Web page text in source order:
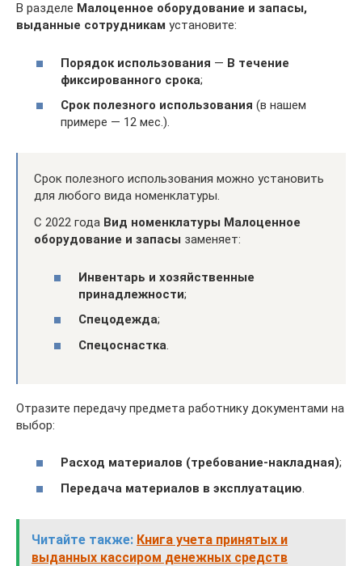
В разделе Малоценное оборудование и запасы,
выданные сотрудникам установите:
Порядок использования — В течение
фиксированного срока;
Срок полезного использования (в нашем
примере — 12 мес.).
Срок полезного использования можно установить
для любого вида номенклатуры.
С 2022 года Вид номенклатуры Малоценное
оборудование и запасы заменяет:
Инвентарь и хозяйственные
принадлежности;
Спецодежда;
Спецоснастка
Отразите передачу предмета работнику документами на
выбор:
Расход материалов (требование-накладная);
Передача материалов в эксплуатацию
Читайте также: Книга учета принятых и
выданных кассиром денежных средств